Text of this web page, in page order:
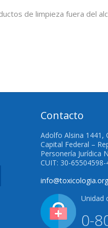
de limpieza fuera del
Contacto
Adolfo Alsina 1441,
Capital Federal –
Personería Jurídica
CUIT: 30-65504598-
Unidad
0-